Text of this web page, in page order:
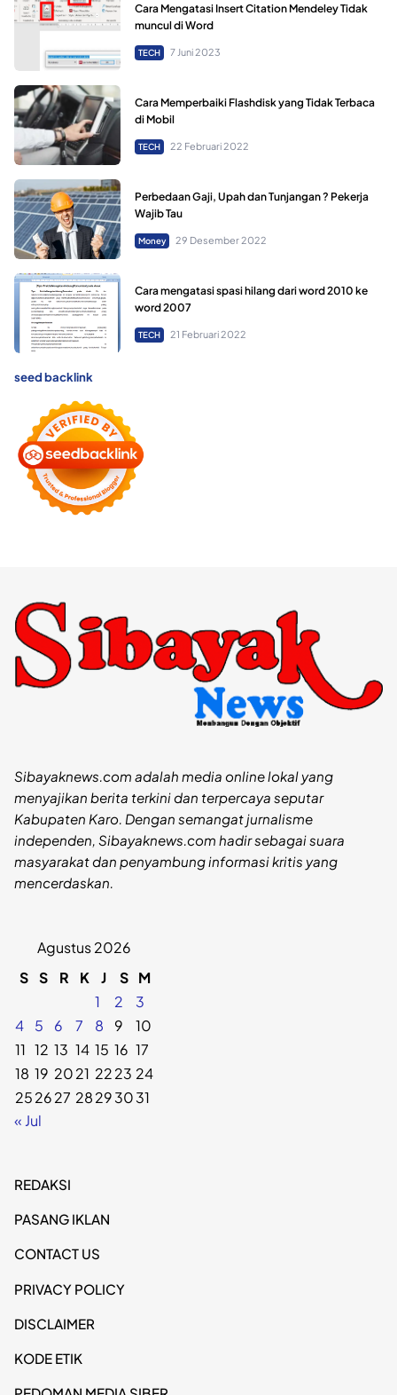
Cara Mengatasi Insert Citation Mendeley Tidak
muncul di Word
TECH 7 Juni 2023
Cara Memperbaiki Flashdisk yang Tidak Terbaca
di Mobil
TECH 22 Februari 2022
Perbedaan Gaji, Upah dan Tunjangan ? Pekerja
Wajib Tau
Money 29 Desember 2022
Cara mengatasi spasi hilang dari word 2010 ke
word 2007
TECH 21 Februari 2022
seed backlink
Sibayaknews.com adalah media online lokal yang
menyajikan berita terkini dan terpercaya seputar
Kabupaten Karo. Dengan semangat jurnalisme
independen, Sibayaknews.com hadir sebagai suara
masyarakat dan penyambung informasi kritis yang
mencerdaskan.
Agustus 2026
S S R K J S M
1
2
3
4
5 6 7 8 9
10
11 12 13 14 15 16 17
18 19 2021 2223 24
252627 28293031
« Jul
REDAKSI
PASANG IKLAN
CONTACT US
PRIVACY POLICY
DISCLAIMER
KODE ETIK